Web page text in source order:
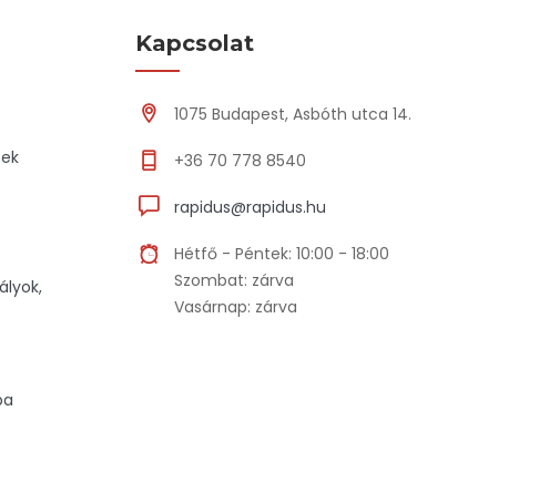
Kapcsolat
1075 Budapest, Asbóth utca 14.
+36 70 778 8540
rapidus@rapidus.hu
Hétfő - Péntek: 10:00 - 18:00
Szombat: zárva
Vasárnap: zárva